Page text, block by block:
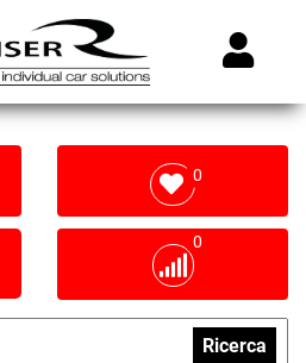
0
0
Ricerca